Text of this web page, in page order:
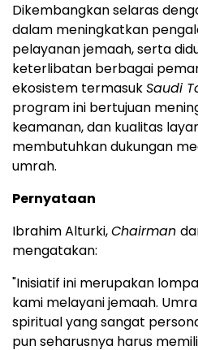
Dikembangkan selaras
dalam meningkatkan
pelayanan jemaah, serta
keterlibatan berbagai
ekosistem termasukSaudi
program ini bertujuan
keamanan, dan kualitas
membutuhkan dukungan
umrah.
Pernyataan
Ibrahim Alturki,Chairman
mengatakan:
"Inisiatif ini merupakan
kami melayani jemaah.
spiritual yang sangat
pun seharusnya harus